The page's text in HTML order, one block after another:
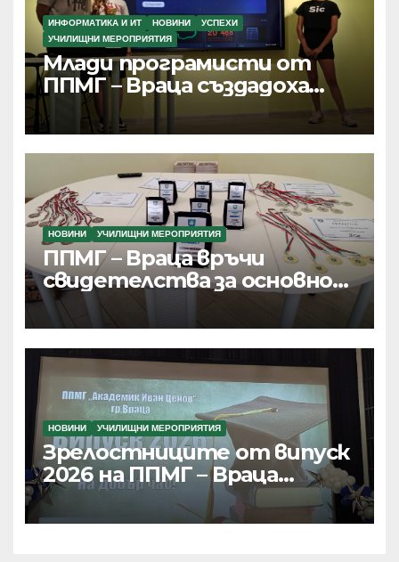
ИНФОРМАТИКА И ИТ НОВИНИ
УСПЕХИ
УЧИЛИЩНИ МЕРОПРИЯТИЯ
Млади програмисти от
ППМГ – Враца създадоха
дигитални продукти с
реално приложение и
хиляди потребители
НОВИНИ УЧИЛИЩНИ МЕРОПРИЯТИЯ
ППМГ – Враца връчи
свидетелства за основно
образование
НОВИНИ УЧИЛИЩНИ МЕРОПРИЯТИЯ
Зрелостниците от випуск
2026 на ППМГ – Враца
получиха своите дипломи
за средно образование